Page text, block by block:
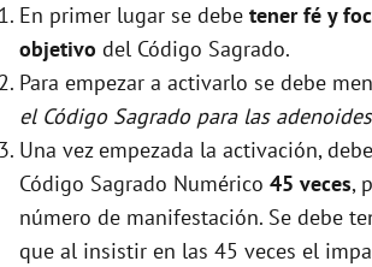
En primer lugar se debe tener fé y
objetivo del Código Sagrado.
Para empezar a activarlo se debe
el Código Sagrado para las
Una vez empezada la activación,
Código Sagrado Numérico 45 veces,
número de manifestación. Se debe
que al insistir en las 45 veces el